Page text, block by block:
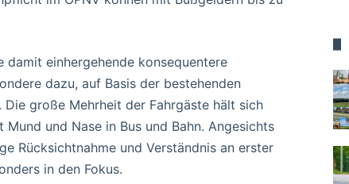
einhergehende konsequentere
dazu, auf Basis der bestehenden
große Mehrheit der Fahrgäste hält sich
und Nase in Bus und Bahn. Angesichts
Rücksichtnahme und Verständnis an erster
in den Fokus.